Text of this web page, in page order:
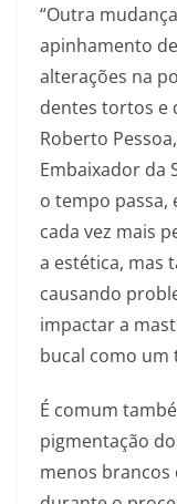
“Outra
apinhamento
alterações na
dentes tortos e
Roberto
Embaixador da
o tempo passa,
cada vez mais
a estética, mas
causando
impactar a
bucal como um
É comum
pigmentação
menos brancos